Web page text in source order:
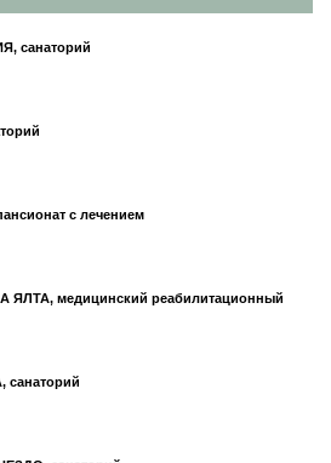
санаторий
с лечением
медицинский реабилитационный